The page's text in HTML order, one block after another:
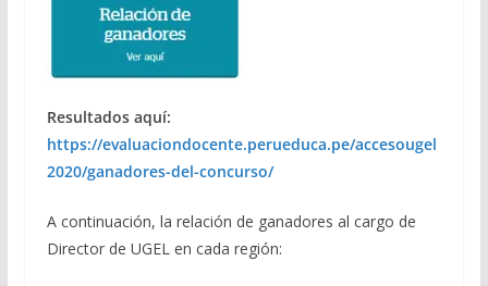
Resultados aquí:
https://evaluaciondocente.perueduca.pe/accesougel
2020/ganadores-del-concurso/
A continuación, la relación de ganadores al cargo de
Director de UGEL en cada región: